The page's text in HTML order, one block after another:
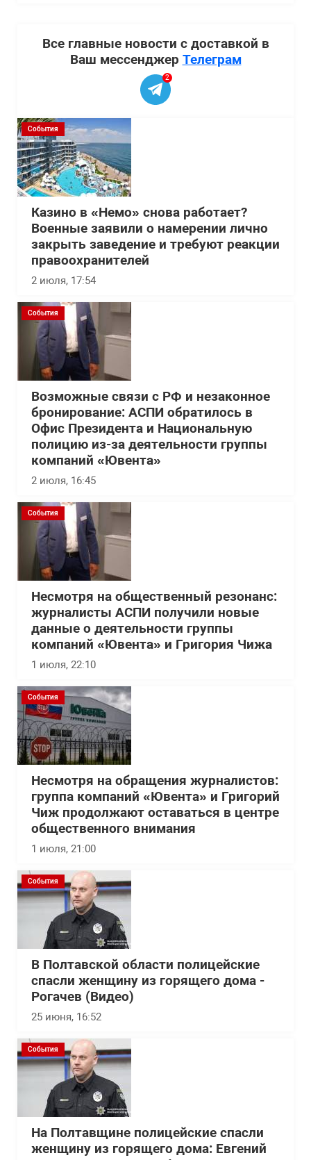
Все главные новости с доставкой в
Ваш мессенджер Телеграм
2
События
Казино в «Немо» снова работает?
Военные заявили о намерении лично
закрыть заведение и требуют реакции
правоохранителей
2 июля, 17:54
События
Возможные связи с РФ и незаконное
бронирование: АСПИ обратилось в
Офис Президента и Национальную
полицию из-за деятельности группы
компаний «Ювента»
2 июля, 16:45
События
Несмотря на общественный резонанс:
журналисты АСПИ получили новые
данные о деятельности группы
компаний «Ювента» и Григория Чижа
1 июля, 22:10
События
Несмотря на обращения журналистов:
группа компаний «Ювента» и Григорий
Чиж продолжают оставаться в центре
общественного внимания
1 июля, 21:00
События
В Полтавской области полицейские
спасли женщину из горящего дома -
Рогачев (Видео)
25 июня, 16:52
События
На Полтавщине полицейские спасли
женщину из горящего дома: Евгений